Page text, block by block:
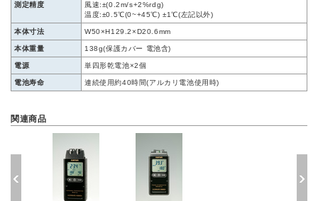
測定精度
風速:±(0.2m/s+2%rdg)
温度:±0.5℃(0~+45℃) ±1℃(左記以外)
本体寸法 W50×H129.2×D20.6mm
本体重量 138g(保護カバー 電池含)
電源 単四形乾電池×2個
電池寿命 連続使用約40時間(アルカリ電池使用時)
関連商品